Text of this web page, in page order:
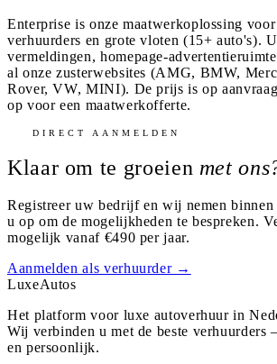
Enterprise is onze maatwerkoplossing
verhuurders en grote vloten (15+ auto's).
vermeldingen, homepage-
al onze zusterwebsites (AMG, BMW,
Rover, VW, MINI). De prijs is op
op voor een maatwerkofferte.
DIRECT AANMELDEN
Klaar om te groeien met
Registreer uw bedrijf en wij nemen binnen
u op om de mogelijkheden te bespreken.
mogelijk vanaf €490 per jaar.
Aanmelden als verhuurder →
LuxeAutos
Het platform voor luxe autoverhuur in
Wij verbinden u met de beste verhuurders
en persoonlijk.